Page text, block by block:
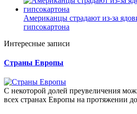
Американцы страдают из-за
гипсокартона
Интересные записи
Страны Европы
С некоторой долей преувеличения
всех странах Европы на протяжении